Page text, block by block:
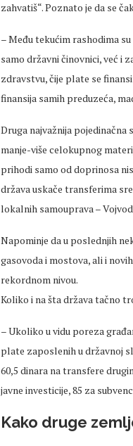
zahvatiš“. Poznato je da se
– Među tekućim rashodima
samo državni činovnici, već i
zdravstvu, čije plate se
finansija samih preduzeća,
Druga najvažnija
manje-više celokupnog
prihodi samo od doprinosa
država uskače transferima
lokalnih samouprava –
Napominje da u poslednjih
gasovoda i mostova, ali i
rekordnom nivou.
Koliko i na šta država tačno
– Ukoliko u vidu poreza
plate zaposlenih u državnoj
60,5 dinara na transfere
javne investicije, 85 za
Kako druge